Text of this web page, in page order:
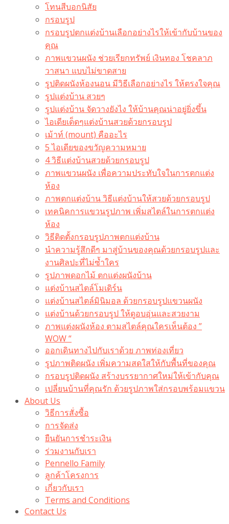
โทนสีบอกนิสัย
กรอบรูป
กรอบรูปตกแต่งบ้านเลือกอย่างไรให้เข้ากับบ้านของ
คุณ
ภาพแขวนผนัง ช่วยเรียกทรัพย์ เงินทอง โชคลาภ
วาสนา แบบไม่ขาดสาย
รูปติดผนังห้องนอน มีวิธีเลือกอย่างไร ให้ตรงใจคุณ
รูปแต่งบ้าน สวยๆ
รูปแต่งบ้าน จัดวางยังไง ให้บ้านคุณน่าอยู่ยิ่งขึ้น
ไอเดียเด็ดๆแต่งบ้านสวยด้วยกรอบรูป
เม้าท์ (mount) คืออะไร​
5 ไอเดียของขวัญความหมาย
4 วิธีแต่งบ้านสวยด้วยกรอบรูป
ภาพแขวนผนัง เพื่อความประทับใจในการตกแต่ง
ห้อง
ภาพตกแต่งบ้าน วิธีแต่งบ้านให้สวยด้วยกรอบรูป
เทคนิคการแขวนรูปภาพ เพิ่มสไตล์ในการตกแต่ง
ห้อง
วิธีติดตั้งกรอบรูปภาพตกแต่งบ้าน
นำความรู้สึกดีๆ มาสู่บ้านของคุณด้วยกรอบรูปและ
งานศิลปะที่ไม่ซ้ำใคร
รูปภาพดอกไม้ ตกแต่งผนังบ้าน
แต่งบ้านสไตล์โมเดิร์น
แต่งบ้านสไตล์มินิมอล ด้วยกรอบรูปแขวนผนัง
แต่งบ้านด้วยกรอบรูป ให้ดูอบอุ่นและสวยงาม
ภาพแต่งผนังห้อง ตามสไตล์คุณใครเห็นต้อง ”
WOW “
ออกเดินทางไปกับเราด้วย ภาพท่องเที่ยว
รูปภาพติดผนัง เพิ่มความสดใสให้กับพื้นที่ของคุณ
กรอบรูปติดผนัง สร้างบรรยากาศใหม่ให้เข้ากับคุณ
เปลี่ยนบ้านที่คุณรัก ด้วยรูปภาพใส่กรอบพร้อมแขวน​
About Us
วิธีการสั่งซื้อ
การจัดส่ง
ยืนยันการชำระเงิน
ร่วมงานกับเรา
Pennello Family
ลูกค้าโครงการ
เกี่ยวกับเรา
Terms and Conditions
Contact Us